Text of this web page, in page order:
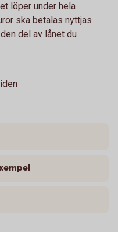
löper under hela
ska betalas nyttjas
del av lånet du